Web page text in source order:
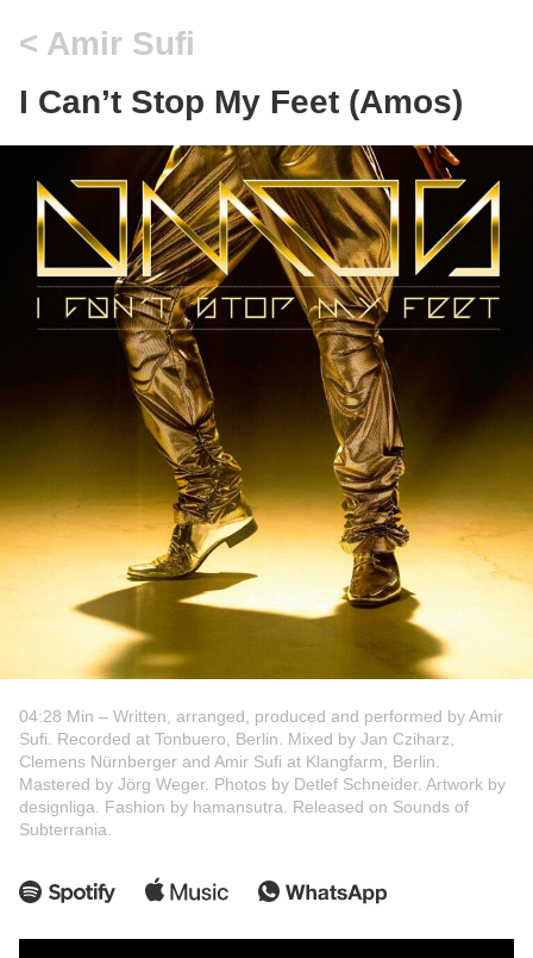
Amir Sufi
I Can’t Stop My Feet (Amos)
04:28 Min – Written, arranged, produced and performed by Amir
Sufi. Recorded at Tonbuero, Berlin. Mixed by Jan Cziharz,
Clemens Nürnberger and Amir Sufi at Klangfarm, Berlin.
Mastered by Jörg Weger. Photos by Detlef Schneider. Artwork by
designliga. Fashion by hamansutra. Released on Sounds of
Subterrania.